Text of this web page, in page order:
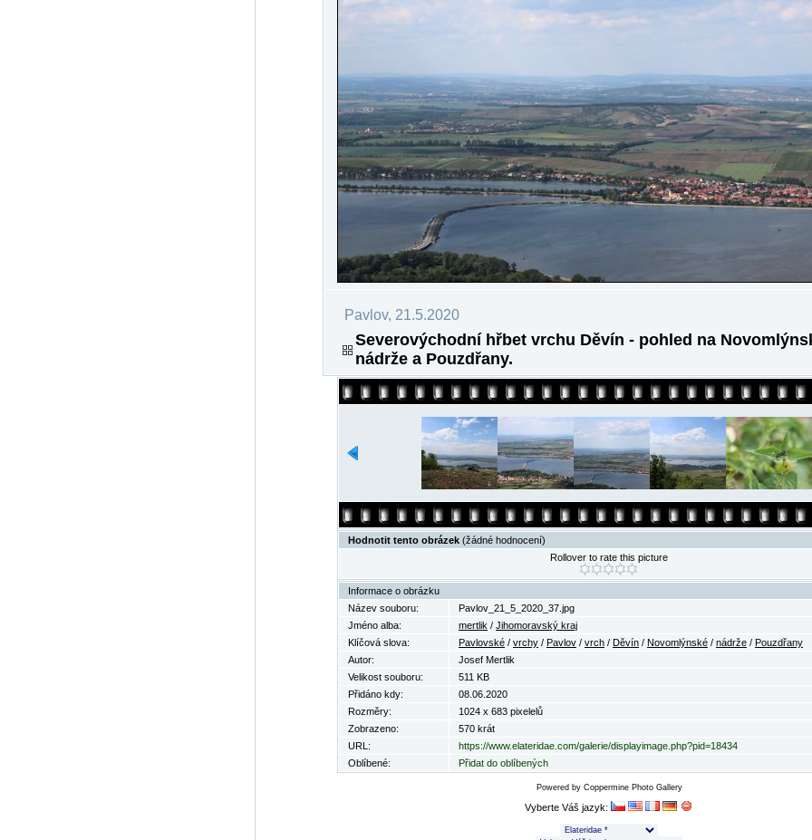
Pavlov, 21.5.2020
Severovýchodní hřbet vrchu Děvín - pohled na
nádrže a Pouzdřany.
Hodnotit tento obrázek (žádné hodnocení)
Rollover to rate this picture
Informace o obrázku
Název souboru:
Pavlov_21_5_2020_37.jpg
Jméno alba:
mertlik / Jihomoravský kraj
Klíčová slova:
Pavlovské / vrchy / Pavlov / vrch / Děvín / Novomlýnské / nádrže / Pouzdřany
Autor:
Josef Mertlik
Velikost souboru:
511 KB
Přidáno kdy:
08.06.2020
Rozměry:
1024 x 683 pixelelů
Zobrazeno:
570 krát
URL:
https://www.elateridae.com/galerie/displayimage.php?pid=18434
Oblíbené:
Přidat do oblíbených
Powered by Coppermine Photo Gallery
Vyberte Váš jazyk: